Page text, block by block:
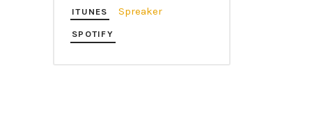
ITUNES Spreaker
SPOTIFY